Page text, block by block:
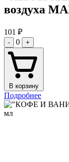
воздуха
101 ₽
- 0 +
В корзину
Подробнее